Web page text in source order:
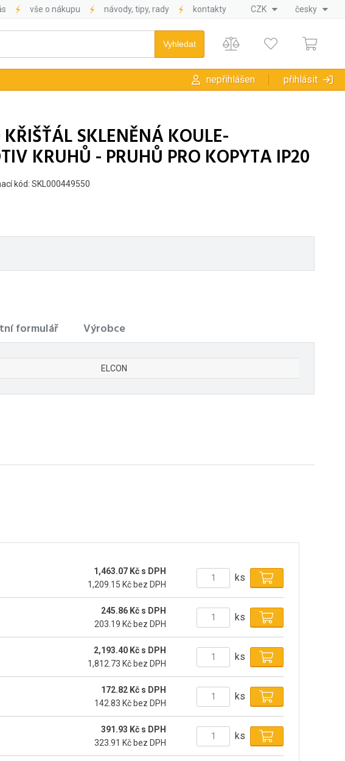
vše o nákupu návody, tipy, rady kontakty CZK česky
nepřihlášen přihlásit
SKLENĚNÁ KOULE-
KRUHŮ - PRUHŮ PRO KOPYTA IP20
kód: SKL000449550
formulář Výrobce
ELCON
1,463.07 Kč s DPH
1,209.15 Kč bez DPH
ks
245.86 Kč s DPH
203.19 Kč bez DPH
ks
2,193.40 Kč s DPH
1,812.73 Kč bez DPH
ks
172.82 Kč s DPH
142.83 Kč bez DPH
ks
391.93 Kč s DPH
323.91 Kč bez DPH
ks